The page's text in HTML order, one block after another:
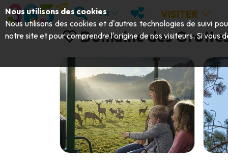
Aller au contenu principal; RECHERCHER
FR MES FAVORIS
VISITER
Domaine des
Nous utilisons des cookies
Nous utilisons des cookies et d'autres technologies de suivi
notre site et pour comprendre l'origine de nos visiteurs. Si vous